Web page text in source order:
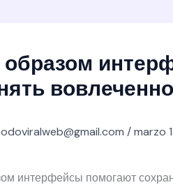
образом
/marzo
интерфейсы помогают